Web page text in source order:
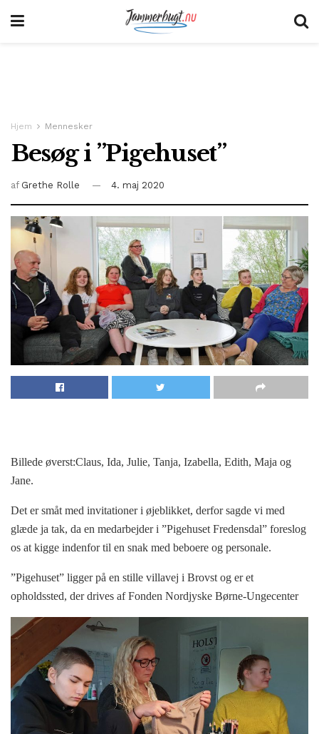
Hjem Mennesker
Besøg i ”Pigehuset”
af Grethe Rolle 4. maj 2020
Billede øverst:Claus, Ida, Julie, Tanja, Izabella, Edith, Maja og
Jane.
Det er småt med invitationer i øjeblikket, derfor sagde vi med
glæde ja tak, da en medarbejder i ”Pigehuset Fredensdal” foreslog
os at kigge indenfor til en snak med beboere og personale.
”Pigehuset” ligger på en stille villavej i Brovst og er et
opholdssted, der drives af Fonden Nordjyske Børne-Ungecenter